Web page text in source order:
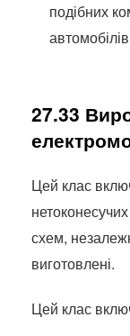
подібних
27.33
Цей клас
схем,
виготовлені.
Цей клас